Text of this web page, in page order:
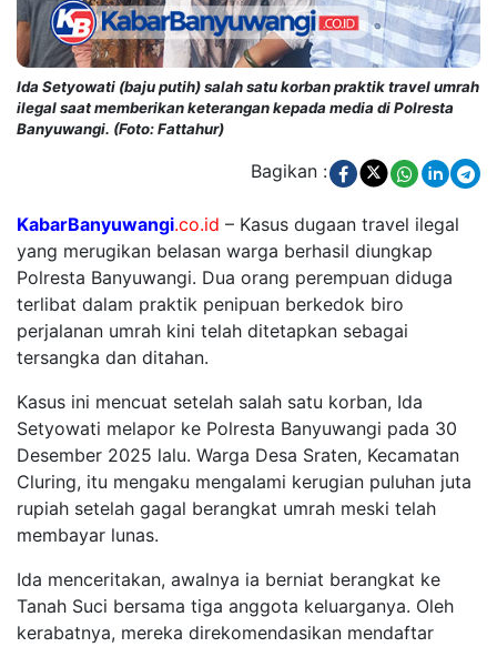
Ida Setyowati (baju putih) salah satu korban praktik travel umrah
ilegal saat memberikan keterangan kepada media di Polresta
Banyuwangi. (Foto: Fattahur)
Bagikan :
KabarBanyuwangi.co.id – Kasus dugaan travel ilegal
yang merugikan belasan warga berhasil diungkap
Polresta Banyuwangi. Dua orang perempuan diduga
terlibat dalam praktik penipuan berkedok biro
perjalanan umrah kini telah ditetapkan sebagai
tersangka dan ditahan.
Kasus ini mencuat setelah salah satu korban, Ida
Setyowati melapor ke Polresta Banyuwangi pada 30
Desember 2025 lalu. Warga Desa Sraten, Kecamatan
Cluring, itu mengaku mengalami kerugian puluhan juta
rupiah setelah gagal berangkat umrah meski telah
membayar lunas.
Ida menceritakan, awalnya ia berniat berangkat ke
Tanah Suci bersama tiga anggota keluarganya. Oleh
kerabatnya, mereka direkomendasikan mendaftar